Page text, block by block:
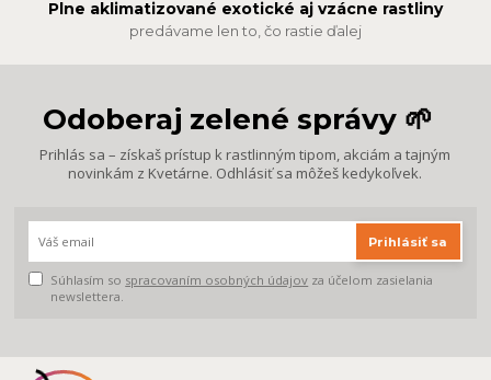
Plne aklimatizované exotické aj vzácne rastliny
predávame len to, čo rastie ďalej
Odoberaj zelené správy 🌱
Prihlás sa – získaš prístup k rastlinným tipom, akciám a tajným
novinkám z Kvetárne. Odhlásiť sa môžeš kedykoľvek.
Prihlásiť sa
Súhlasím so spracovaním osobných údajov za účelom zasielania
newslettera.